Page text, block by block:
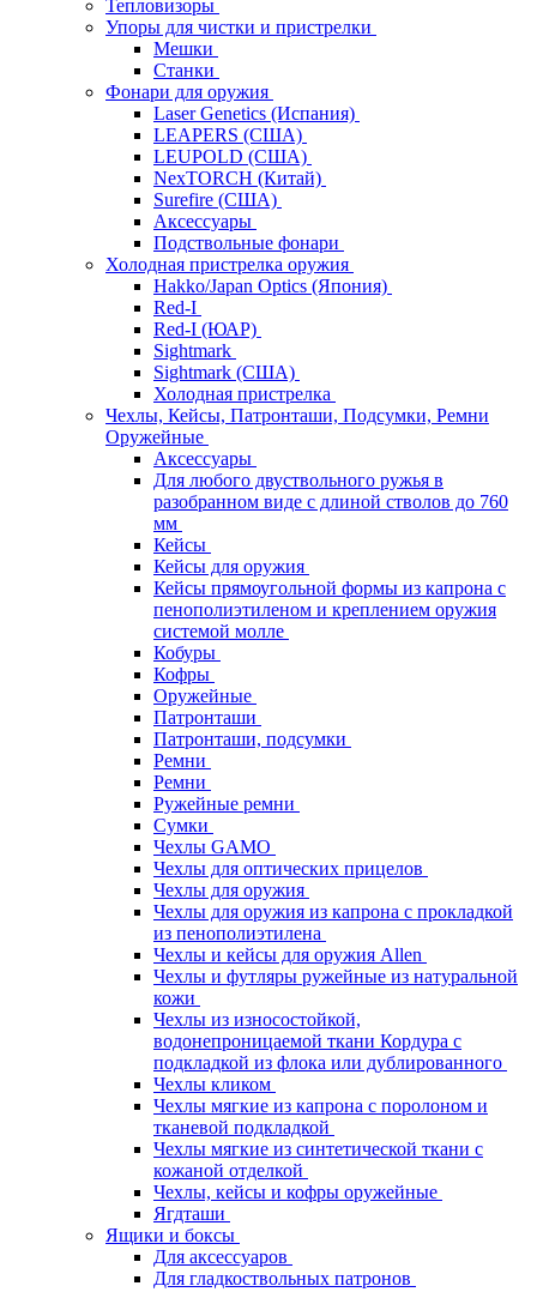
Тепловизоры
Упоры для чистки и пристрелки
Мешки
Станки
Фонари для оружия
Laser Genetics (Испания)
LEAPERS (США)
LEUPOLD (США)
NexTORCH (Китай)
Surefire (США)
Аксессуары
Подствольные фонари
Холодная пристрелка оружия
Hakko/Japan Optics (Япония)
Red-I
Red-I (ЮАР)
Sightmark
Sightmark (США)
Холодная пристрелка
Чехлы, Кейсы, Патронташи, Подсумки, Ремни
Оружейные
Аксессуары
Для любого двуствольного ружья в
разобранном виде с длиной стволов до 760
мм
Кейсы
Кейсы для оружия
Кейсы прямоугольной формы из капрона с
пенополиэтиленом и креплением оружия
системой молле
Кобуры
Кофры
Оружейные
Патронташи
Патронташи, подсумки
Ремни
Ремни
Ружейные ремни
Сумки
Чехлы GAMO
Чехлы для оптических прицелов
Чехлы для оружия
Чехлы для оружия из капрона с прокладкой
из пенополиэтилена
Чехлы и кейсы для оружия Allen
Чехлы и футляры ружейные из натуральной
кожи
Чехлы из износостойкой,
водонепроницаемой ткани Кордура с
подкладкой из флока или дублированного
Чехлы кликом
Чехлы мягкие из капрона с поролоном и
тканевой подкладкой
Чехлы мягкие из синтетической ткани с
кожаной отделкой
Чехлы, кейсы и кофры оружейные
Ягдташи
Ящики и боксы
Для аксессуаров
Для гладкоствольных патронов